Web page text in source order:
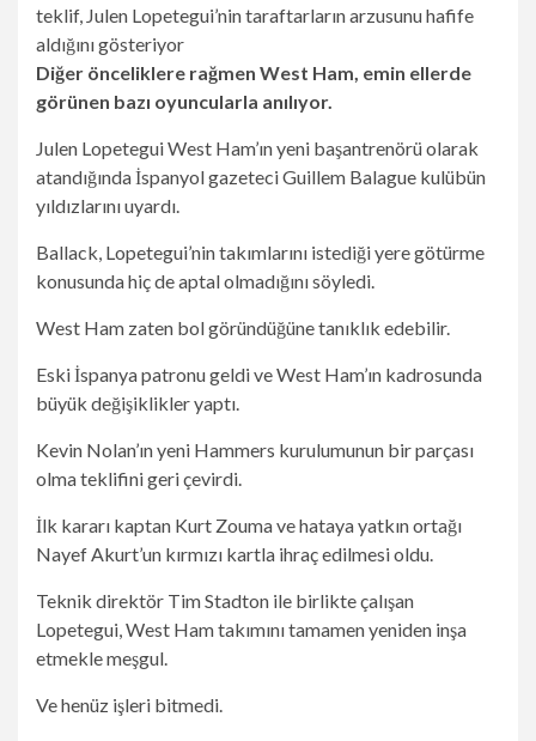
Diğer önceliklere rağmen West Ham, emin ellerde
görünen bazı oyuncularla anılıyor.
Julen Lopetegui West Ham’ın yeni başantrenörü olarak
atandığında İspanyol gazeteci Guillem Balague kulübün
yıldızlarını uyardı.
Ballack, Lopetegui’nin takımlarını istediği yere götürme
konusunda hiç de aptal olmadığını söyledi.
West Ham zaten bol göründüğüne tanıklık edebilir.
Eski İspanya patronu geldi ve West Ham’ın kadrosunda
büyük değişiklikler yaptı.
Kevin Nolan’ın yeni Hammers kurulumunun bir parçası
olma teklifini geri çevirdi.
İlk kararı kaptan Kurt Zouma ve hataya yatkın ortağı
Nayef Akurt’un kırmızı kartla ihraç edilmesi oldu.
Teknik direktör Tim Stadton ile birlikte çalışan
Lopetegui, West Ham takımını tamamen yeniden inşa
etmekle meşgul.
Ve henüz işleri bitmedi.